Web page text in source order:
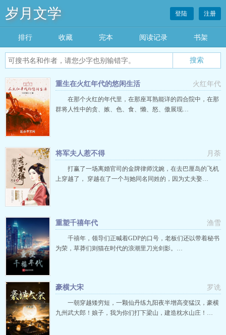
岁月文学 登陆 注册
排行 收藏 完本 阅读记录 书架
火红年代
重生在火红年代的悠闲生活
在那个火红的年代里，在那座耳熟能详的四合院中，在那
群将人性中的贪、嫉、色、食、懒、怒、傲展现…
月荼
将军夫人惹不得
打赢了一场离婚官司的金牌律师沈婉，在去巴厘岛的飞机
上穿越了， 穿越在了一个与她同名同姓的，因为丈夫娶…
渔雪
重塑千禧年代
千禧年，领导们正喊着GDP的口号，老板们还以带着秘书
为荣，草莽们则猫在时代的浪潮里刀光剑影。…
罗诜
豪横大宋
一朝穿越矮穷短，一颗仙丹练九阳夜半增高变猛汉，豪横
九州武大郎！娘子，我为你们打下梁山，建造枕水山庄！…